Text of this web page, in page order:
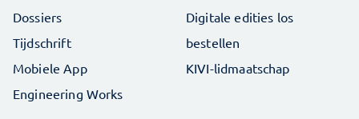
Dossiers
Tijdschrift
Mobiele App
Engineering Works
Digitale edities los
bestellen
KIVI-lidmaatschap